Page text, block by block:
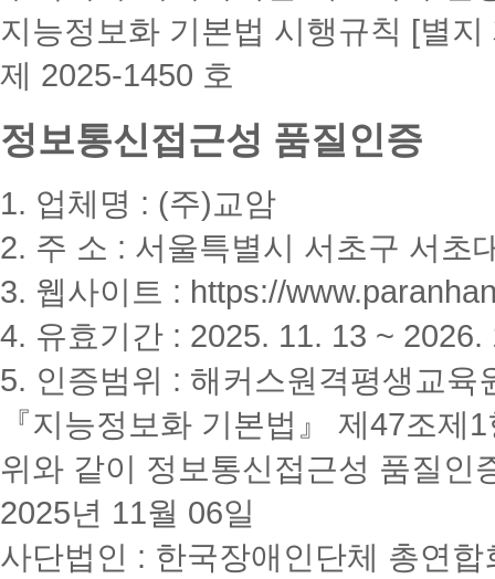
지능정보화 기본법 시행규칙 [별지
제 2025-1450 호
정보통신접근성 품질인증
1. 업체명 : (주)교암
2. 주 소 : 서울특별시 서초구 서초
3. 웹사이트 : https://
4. 유효기간 : 2025. 11. 13 ~ 2026.
5. 인증범위 : 해커스원격평생교육
『지능정보화 기본법』 제47조
위와 같이 정보통신접근성 품질인
2025년 11월 06일
사단법인 : 한국장애인단체 총연